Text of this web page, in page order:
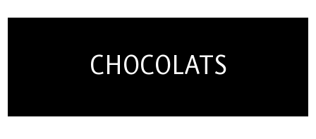
CHOCOLATS